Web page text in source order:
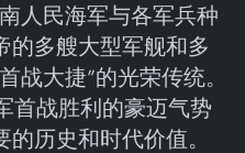
人民海军与各军兵种
的多艘大型军舰和多
战大捷”的光荣传统。
首战胜利的豪迈气势
历史和时代价值。